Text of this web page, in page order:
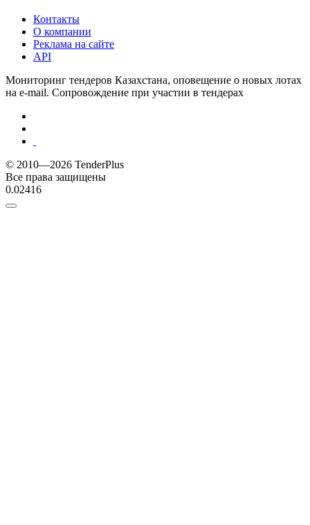
Контакты
О компании
Реклама на сайте
API
Мониторинг тендеров Казахстана, оповещение о новых лотах
на e-mail. Сопровождение при участии в тендерах
© 2010—2026 TenderPlus
Все права защищены
0.02416